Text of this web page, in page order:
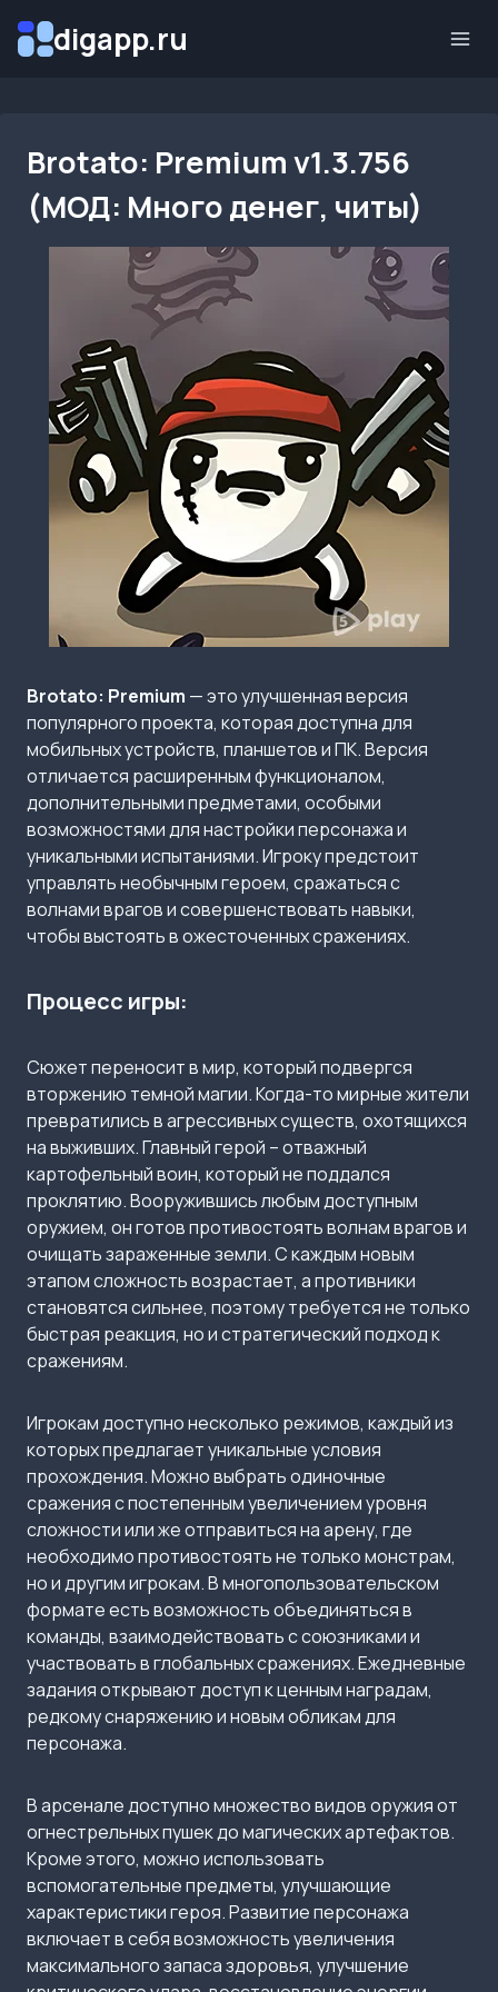
digapp.ru
Brotato: Premium v1.3.756
(МОД: Много денег, читы)
Brotato: Premium — это улучшенная версия
популярного проекта, которая доступна для
мобильных устройств, планшетов и ПК. Версия
отличается расширенным функционалом,
дополнительными предметами, особыми
возможностями для настройки персонажа и
уникальными испытаниями. Игроку предстоит
управлять необычным героем, сражаться с
волнами врагов и совершенствовать навыки,
чтобы выстоять в ожесточенных сражениях.
Процесс игры:
Сюжет переносит в мир, который подвергся
вторжению темной магии. Когда-то мирные жители
превратились в агрессивных существ, охотящихся
на выживших. Главный герой – отважный
картофельный воин, который не поддался
проклятию. Вооружившись любым доступным
оружием, он готов противостоять волнам врагов и
очищать зараженные земли. С каждым новым
этапом сложность возрастает, а противники
становятся сильнее, поэтому требуется не только
быстрая реакция, но и стратегический подход к
сражениям.
Игрокам доступно несколько режимов, каждый из
которых предлагает уникальные условия
прохождения. Можно выбрать одиночные
сражения с постепенным увеличением уровня
сложности или же отправиться на арену, где
необходимо противостоять не только монстрам,
но и другим игрокам. В многопользовательском
формате есть возможность объединяться в
команды, взаимодействовать с союзниками и
участвовать в глобальных сражениях. Ежедневные
задания открывают доступ к ценным наградам,
редкому снаряжению и новым обликам для
персонажа.
В арсенале доступно множество видов оружия от
огнестрельных пушек до магических артефактов.
Кроме этого, можно использовать
вспомогательные предметы, улучшающие
характеристики героя. Развитие персонажа
включает в себя возможность увеличения
максимального запаса здоровья, улучшение